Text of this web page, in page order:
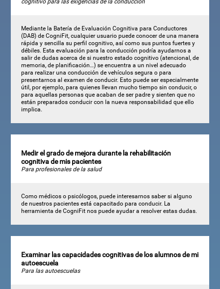
Mediante la Batería de Evaluación Cognitiva para Conductores
(DAB) de CogniFit, cualquier usuario puede conocer de una manera
rápida y sencilla su perfil cognitivo, así como sus puntos fuertes y
débiles. Esta evaluación para la conducción podría ayudarnos a
salir de dudas acerca de si nuestro estado cognitivo (atencional, de
memoria, de planificación…) se encuentra a un nivel adecuado
para realizar una conducción de vehículos segura o para
presentarnos al examen de conducir. Esto puede ser especialmente
útil, por ejemplo, para quienes llevan mucho tiempo sin conducir, o
para aquellas personas que acaban de ser padre y sienten que no
están preparados conducir con la nueva responsabilidad que ello
implica.
Medir el grado de mejora durante la rehabilitación
cognitiva de mis pacientes
Para profesionales de la salud
Como médicos o psicólogos, puede interesarnos saber si alguno
de nuestros pacientes está capacitado para conducir. La
herramienta de CogniFit nos puede ayudar a resolver estas dudas.
Examinar las capacidades cognitivas de los alumnos de mi
autoescuela
Para las autoescuelas